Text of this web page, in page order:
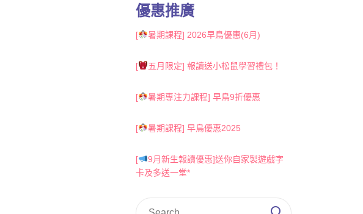
優惠推廣
[ 暑期課程] 2026早鳥優惠(6月)
[ 五月限定] 報讀送小松鼠學習禮包！
[ 暑期專注力課程] 早鳥9折優惠
[ 暑期課程] 早鳥優惠2025
[
9月新生報讀優惠]送你自家製遊戲字
卡及多送一堂*